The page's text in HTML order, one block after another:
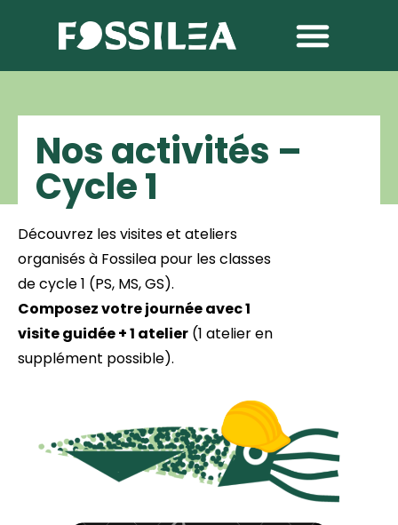
Nos activités –
Cycle 1
Découvrez les visites et ateliers
organisés à Fossilea pour les classes
de cycle 1 (PS, MS, GS).
Composez votre journée avec 1
visite guidée + 1 atelier (1 atelier en
supplément possible).